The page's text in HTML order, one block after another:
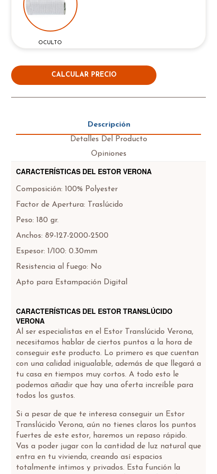
OCULTO
CALCULAR PRECIO
Descripción
Detalles Del Producto
Opiniones
CARACTERÍSTICAS DEL ESTOR VERONA
Composición: 100% Polyester
Factor de Apertura: Traslúcido
Peso: 180 gr.
Anchos: 89-127-2000-2500
Espesor: 1/100: 0.30mm
Resistencia al fuego: No
Apto para Estampación Digital
CARACTERÍSTICAS DEL ESTOR TRANSLÚCIDO
VERONA
Al ser especialistas en el Estor Translúcido Verona,
necesitamos hablar de ciertos puntos a la hora de
conseguir este producto. Lo primero es que cuentan
con una calidad inigualable, además de que llegará a
tu casa en tiempos muy cortos. A todo esto le
podemos añadir que hay una oferta increíble para
todos los gustos.
Si a pesar de que te interesa conseguir un Estor
Translúcido Verona, aún no tienes claros los puntos
fuertes de este estor, haremos un repaso rápido.
Vas a poder jugar con la cantidad de luz natural que
entra en tu vivienda, creando así espacios
totalmente íntimos y privados. Esta función la